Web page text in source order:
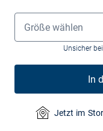
Grössenauswahl
Größe wählen
Unsicher
In
Jetzt im